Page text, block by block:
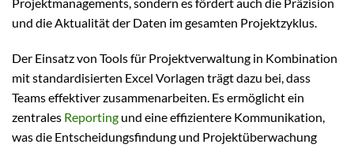
und die Aktualität der Daten im gesamten Projektzyklus.
Der Einsatz von Tools für Projektverwaltung in Kombination
mit standardisierten Excel Vorlagen trägt dazu bei, dass
Teams effektiver zusammenarbeiten. Es ermöglicht ein
zentrales Reporting und eine effizientere Kommunikation,
was die Entscheidungsfindung und Projektüberwachung